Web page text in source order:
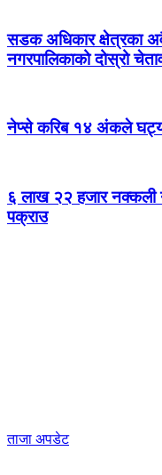
सडक अधिकार क्षेत्रका
नगरपालिकाको दोस्रो
नेप्से करिब १४ अंकले
६ लाख २२ हजार नक्कली
पक्राउ
ताजा अपडेट